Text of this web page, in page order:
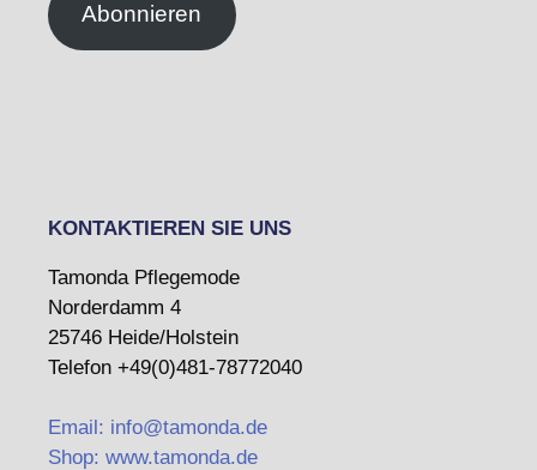
Abonnieren
KONTAKTIEREN SIE UNS
Tamonda Pflegemode
Norderdamm 4
25746 Heide/Holstein
Telefon +49(0)481-78772040
Email: info@tamonda.de
Shop: www.tamonda.de